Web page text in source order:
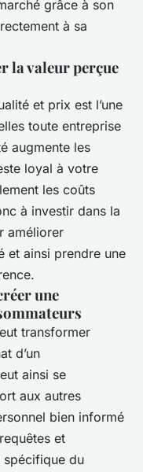
grâce à son
à sa
la valeur perçue
et prix est l’une
toute entreprise
augmente les
loyal à votre
les coûts
à investir dans la
améliorer
et ainsi prendre une
une
transformer
d’un
ainsi se
aux autres
bien informé
et
spécifique du